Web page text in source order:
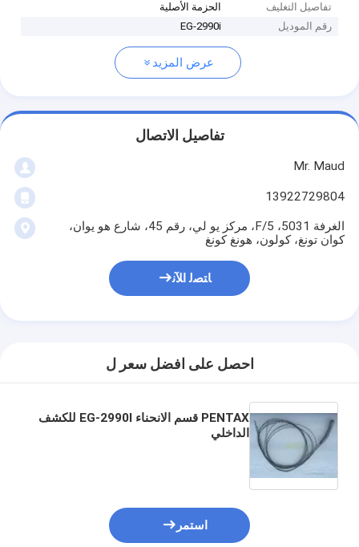
تفاصيل التغليف
الحزمة الأصلية
رقم الموديل
EG-2990i
عرض المزيد
تفاصيل الاتصال
Mr. Maud
13922729804
الغرفة 5031، 5/F، مركز يو لي، رقم 45، شارع هو يوان،
كوان تونغ، كولون، هونغ كونغ
ﺎﺘﺼﻟ ﺍﻶﻧ
احصل على افضل سعر ل
PENTAX قسم الانحناء EG-2990I للكشف
الداخلي
استمر